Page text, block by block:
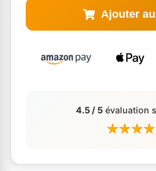
Ajouter
4.5 / 5évaluation